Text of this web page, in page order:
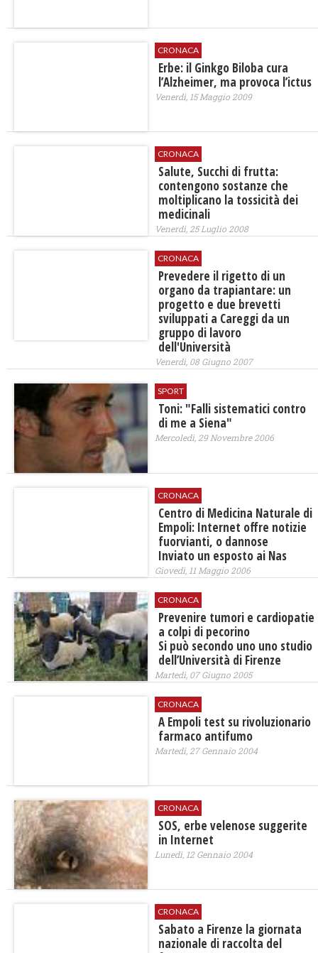
CRONACA
Erbe: il Ginkgo Biloba cura
l’Alzheimer, ma provoca l’ictus
Venerdì, 15 Maggio 2009
CRONACA
Salute, Succhi di frutta:
contengono sostanze che
moltiplicano la tossicità dei
medicinali
Venerdì, 25 Luglio 2008
CRONACA
Prevedere il rigetto di un
organo da trapiantare: un
progetto e due brevetti
sviluppati a Careggi da un
gruppo di lavoro
dell'Università
Venerdì, 08 Giugno 2007
SPORT
Toni: "Falli sistematici contro
di me a Siena"
Mercoledì, 29 Novembre 2006
CRONACA
Centro di Medicina Naturale di
Empoli: Internet offre notizie
fuorvianti, o dannose
Inviato un esposto ai Nas
Giovedì, 11 Maggio 2006
CRONACA
Prevenire tumori e cardiopatie
a colpi di pecorino
Si può secondo uno uno studio
dell’Università di Firenze
Martedì, 07 Giugno 2005
CRONACA
A Empoli test su rivoluzionario
farmaco antifumo
Martedì, 27 Gennaio 2004
CRONACA
SOS, erbe velenose suggerite
in Internet
Lunedì, 12 Gennaio 2004
CRONACA
Sabato a Firenze la giornata
nazionale di raccolta del